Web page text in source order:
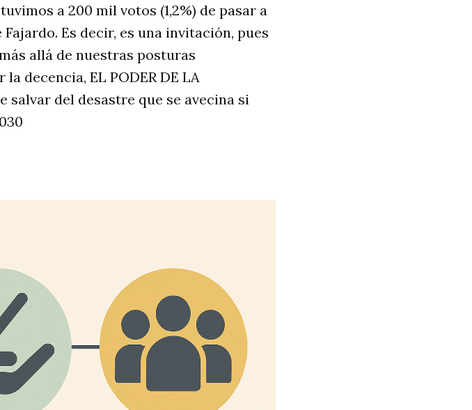
a 200 mil votos (1,2%) de pasar a
Es decir, es una invitación, pues
allá de nuestras posturas
decencia, EL PODER DE LA
salvar del desastre que se avecina si